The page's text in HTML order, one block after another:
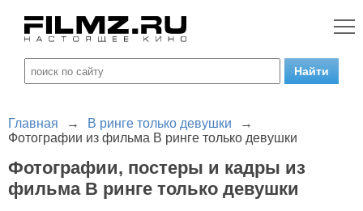
Главная → В ринге только девушки
→
Фотографии из фильма В ринге только девушки
Фотографии, постеры и кадры из
фильма В ринге только девушки